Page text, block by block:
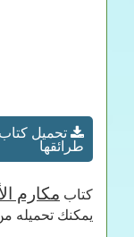
تحميل
طرائقها
كتاب مكارم
يمكنك تحميله